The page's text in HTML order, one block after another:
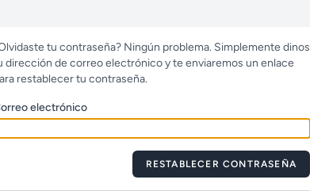
tu contraseña? Ningún problema. Simplemente dinos
dirección de correo electrónico y te enviaremos un enlace
restablecer tu contraseña.
electrónico
RESTABLECER CONTRASEÑA